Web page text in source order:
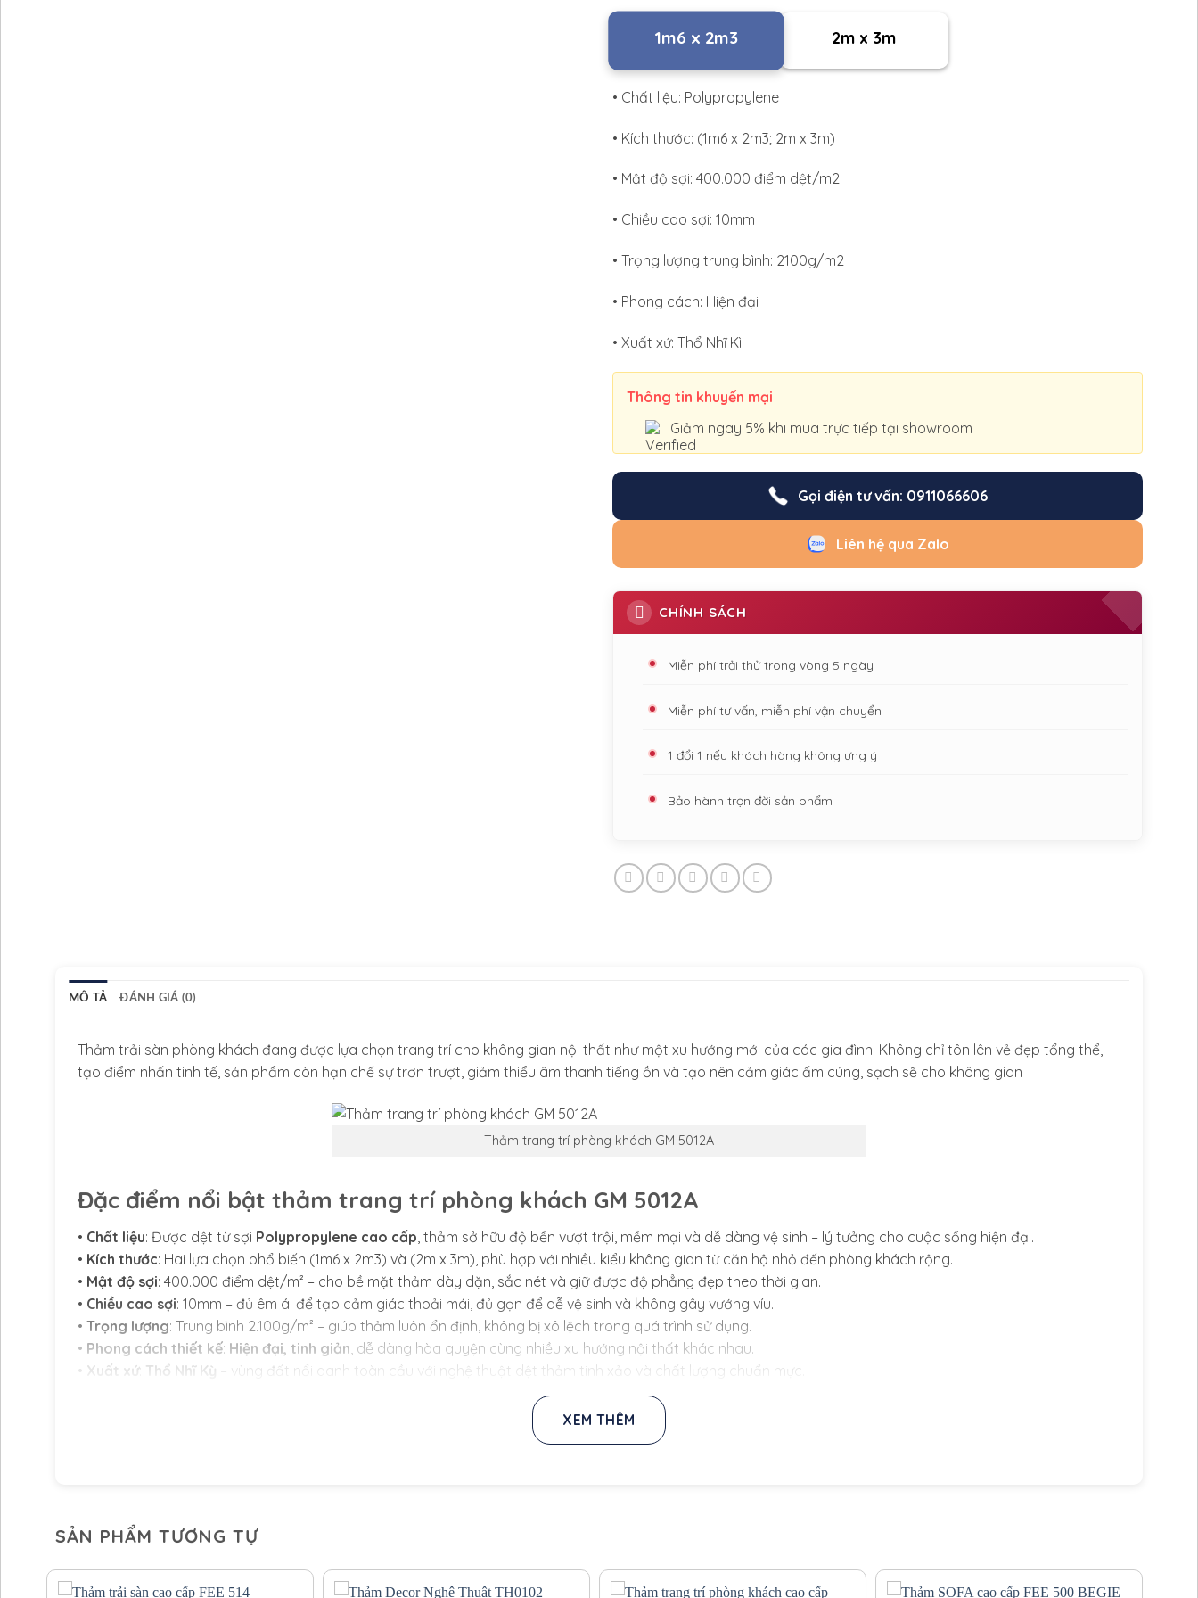
1m6 x 2m3 2m x 3m
• Chất liệu: Polypropylene
• Kích thước: (1m6 x 2m3; 2m x 3m)
• Mật độ sợi: 400.000 điểm dệt/m2
• Chiều cao sợi: 10mm
• Trọng lượng trung bình: 2100g/m2
• Phong cách: Hiện đại
• Xuất xứ: Thổ Nhĩ Kì
Thông tin khuyến mại
Giảm ngay 5% khi mua trực tiếp tại showroom
Gọi điện tư vấn: 0911066606
Liên hệ qua Zalo
CHÍNH SÁCH
Miễn phí trải thử trong vòng 5 ngày
Miễn phí tư vấn, miễn phí vận chuyển
1 đổi 1 nếu khách hàng không ưng ý
Bảo hành trọn đời sản phẩm
MÔ TẢ ĐÁNH GIÁ (0)
Thảm trải sàn phòng khách đang được lựa chọn trang trí cho không gian nội thất như một xu hướng mới của các gia đình. Không chỉ tôn lên vẻ đẹp tổng thể,
tạo điểm nhấn tinh tế, sản phẩm còn hạn chế sự trơn trượt, giảm thiểu âm thanh tiếng ồn và tạo nên cảm giác ấm cúng, sạch sẽ cho không gian
Thảm trang trí phòng khách GM 5012A
Đặc điểm nổi bật thảm trang trí phòng khách GM 5012A
• Chất liệu: Được dệt từ sợi Polypropylene cao cấp , thảm sở hữu độ bền vượt trội, mềm mại và dễ dàng vệ sinh – lý tưởng cho cuộc sống hiện đại.
• Kích thước: Hai lựa chọn phổ biến (1m6 x 2m3) và (2m x 3m), phù hợp với nhiều kiểu không gian từ căn hộ nhỏ đến phòng khách rộng.
• Mật độ sợi: 400.000 điểm dệt/m² – cho bề mặt thảm dày dặn, sắc nét và giữ được độ phẳng đẹp theo thời gian.
• Chiều cao sợi: 10mm – đủ êm ái để tạo cảm giác thoải mái, đủ gọn để dễ vệ sinh và không gây vướng víu.
• Trọng lượng: Trung bình 2.100g/m² – giúp thảm luôn ổn định, không bị xô lệch trong quá trình sử dụng.
• Phong cách thiết kế: Hiện đại, tinh giản , dễ dàng hòa quyện cùng nhiều xu hướng nội thất khác nhau.
Xuất xứ: Thổ Nhĩ Kỳ – vùng đất nổi danh toàn cầu với nghệ thuật dệt thảm tinh xảo và chất lượng chuẩn mực.
Lợi ích khi mua thảm trải sàn cao cấp tại HIEUCARPET
XEM THÊM
SẢN PHẨM TƯƠNG TỰ